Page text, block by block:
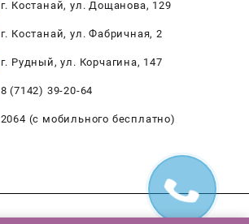
г. Костанай, ул. Дощанова, 129
г. Костанай, ул. Фабричная, 2
г. Рудный, ул. Корчагина, 147
8 (7142) 39-20-64
2064 (с мобильного бесплатно)